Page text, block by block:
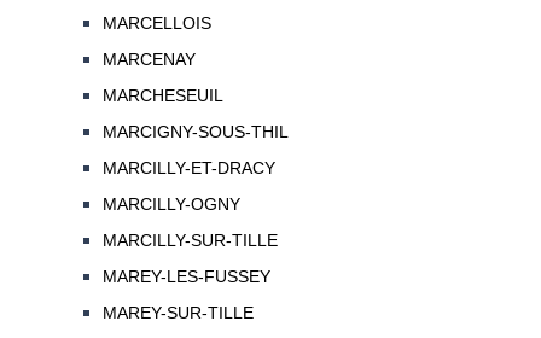
MARCELLOIS
MARCENAY
MARCHESEUIL
MARCIGNY-SOUS-THIL
MARCILLY-ET-DRACY
MARCILLY-OGNY
MARCILLY-SUR-TILLE
MAREY-LES-FUSSEY
MAREY-SUR-TILLE